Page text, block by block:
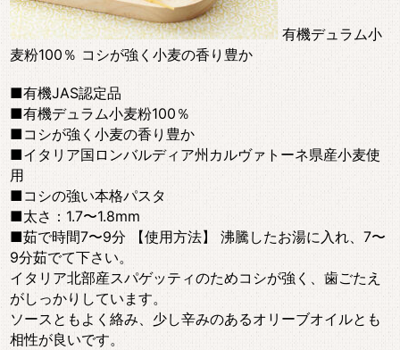
有機デュラム小
麦粉100％ コシが強く小麦の香り豊か
■有機JAS認定品
■有機デュラム小麦粉100％
■コシが強く小麦の香り豊か
■イタリア国ロンバルディア州カルヴァトーネ県産小麦使
用
■コシの強い本格パスタ
■太さ：1.7〜1.8mm
■茹で時間7〜9分 【使用方法】 沸騰したお湯に入れ、7〜
9分茹でて下さい。
イタリア北部産スパゲッティのためコシが強く、歯ごたえ
がしっかりしています。
ソースともよく絡み、少し辛みのあるオリーブオイルとも
相性が良いです。